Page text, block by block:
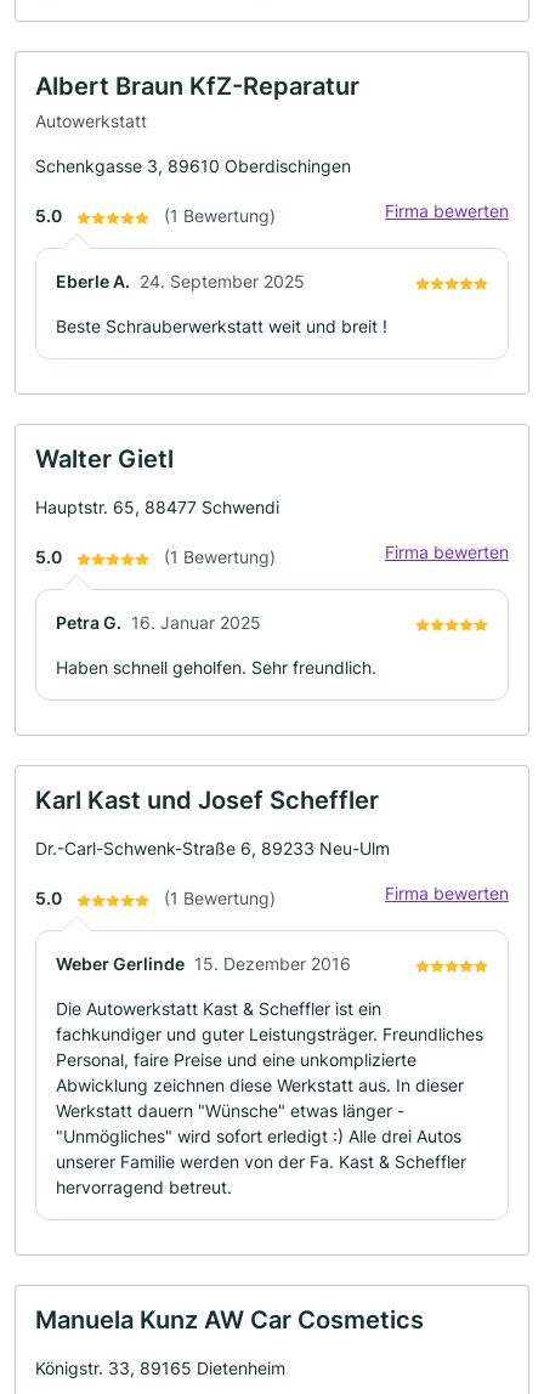
Albert Braun KfZ-Reparatur
Autowerkstatt
Schenkgasse 3, 89610 Oberdischingen
5.0 (1 Bewertung) Firma bewerten
Eberle A. 24. September 2025
Beste Schrauberwerkstatt weit und breit !
Walter Gietl
Hauptstr. 65, 88477 Schwendi
5.0 (1 Bewertung) Firma bewerten
Petra G. 16. Januar 2025
Haben schnell geholfen. Sehr freundlich.
Karl Kast und Josef Scheffler
Dr.-Carl-Schwenk-Straße 6, 89233 Neu-Ulm
5.0 (1 Bewertung) Firma bewerten
Weber Gerlinde 15. Dezember 2016
Die Autowerkstatt Kast & Scheffler ist ein
fachkundiger und guter Leistungsträger. Freundliches
Personal, faire Preise und eine unkomplizierte
Abwicklung zeichnen diese Werkstatt aus. In dieser
Werkstatt dauern "Wünsche" etwas länger -
"Unmögliches" wird sofort erledigt :) Alle drei Autos
unserer Familie werden von der Fa. Kast & Scheffler
hervorragend betreut.
Manuela Kunz AW Car Cosmetics
Königstr. 33, 89165 Dietenheim